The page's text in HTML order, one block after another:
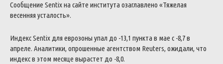
Сообщение Sentix на сайте института озаглавлено «Тяжелая
весенняя усталость».
Индекс Sentix для еврозоны упал до -13,1 пункта в мае с -8,7 в
апреле. Аналитики, опрошенные агентством Reuters, ожидали, что
индекс в этом месяце вырастет до -8,0.